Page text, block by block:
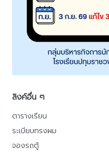
ลิงค์อื่น ๆ
ตารางเรียน
ระเบียบทรงผม
จองรถตู้